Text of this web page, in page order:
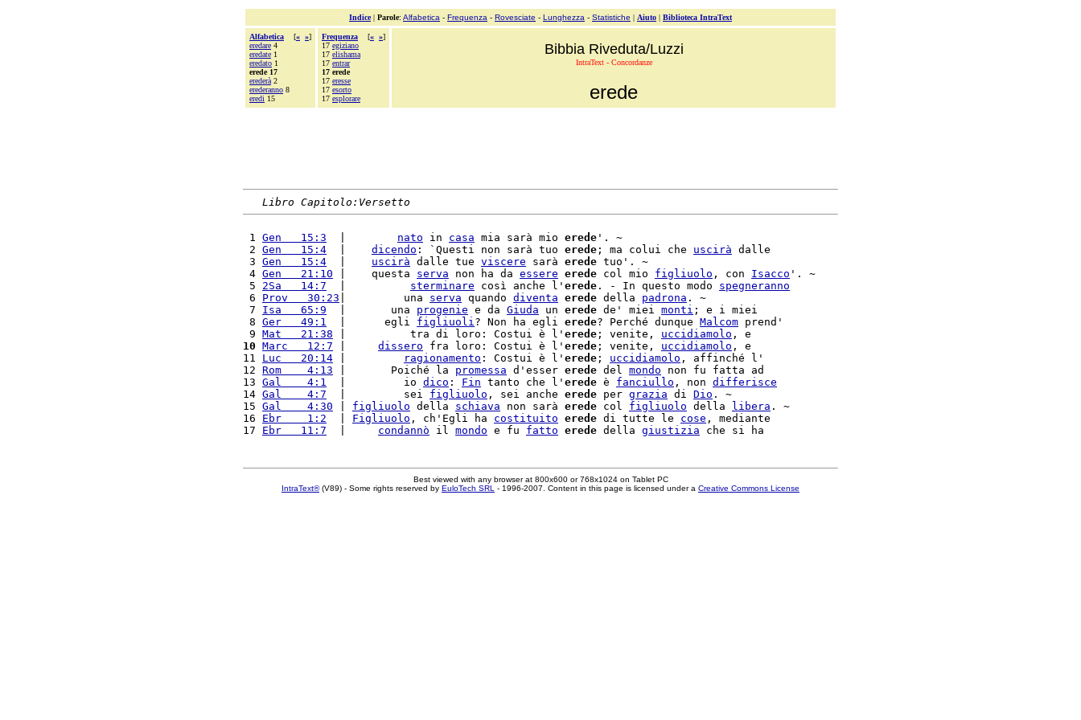
Indice| Parole: Alfabetica - Frequenza - Rovesciate - Lunghezza - Statistiche | Aiuto | Biblioteca IntraText
Alfabetica [« »]
eredare 4
eredate 1
eredato 1
erede 17
erederà 2
erederanno 8
eredi 15
Frequenza [« »]
17 egiziano
17 elishama
17 entrar
17 erede
17 eresse
17 esorto
17 esplorare
Bibbia Riveduta/Luzzi
IntraText - Concordanze
erede
Libro Capitolo:Versetto
1 Gen   15:3 nato in casa mia sarà mio erede '. ~
2 Gen   15:4 dicendo : `Questi non sarà tuo erede ; ma colui che uscirà dalle
3 Gen   15:4 uscirà dalle tue viscere sarà erede tuo'. ~
4 Gen   21:10 |    questa serva non ha da essere erede col mio figliuolo , con Isacco '. ~
5 2Sa   14:7 sterminare così anche l' erede . - In questo modo spegneranno
6 Prov   30:23 |         una serva quando diventa erede della padrona . ~
7 Isa   65:9
  |       una
progenie e da Giuda un erede de' miei monti ; e i miei
8 Ger   49:1
  |      egli
figliuoli? Non ha egli erede? Perché dunque Malcom prend'
9 Mat   21:38 |          tra di loro: Costui è l' erede ; venite, uccidiamolo
10 Marc   12:7 dissero fra loro: Costui è l' erede ; venite, uccidiamolo , e
11 Luc   20:14 ragionamento : Costui è l' erede ; uccidiamolo , affinché l'
12 Rom    4:13 |       Poiché la promessa d'esser erede del mondo non fu fatta ad
13 Gal    4:1
  |         io
dico : Fin tanto che l' erede è fanciullo , non differisce
14 Gal    4:7
  |         sei
figliuolo , sei anche erede per grazia di Dio . ~
15 Gal    4:30 figliuolo della schiava non sarà erede col figliuolo della libera . ~
16 Ebr    1:2 Figliuolo , ch'Egli ha costituito erede di tutte le cose , mediante
17 Ebr   11:7 condannò il mondo e fu fatto erede della giustizia
Best viewed with any browser at 800x600 or 768x1024 on Tablet PC
IntraText®(V89) - Some rights reserved by EuloTech SRL - 1996-2007. Content in this page is licensed under a Creative Commons License